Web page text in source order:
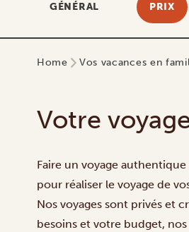
GÉNÉRAL PRIX
Home Vos vacances en
Votre
Faire un voyage
pour réaliser le voyage de
Nos voyages sont privés et
besoins et votre budget,